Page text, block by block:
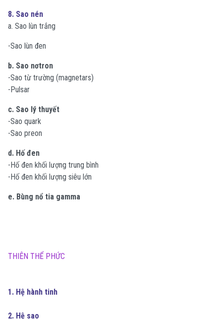
8. Sao nén
a. Sao lùn trắng
-Sao lùn đen
b. Sao nơtron
-Sao từ trường (magnetars)
-Pulsar
c. Sao l‎ý thuyết
-Sao quark
-Sao preon
d. Hố đen
-Hố đen khối lượng trung bình
-Hố đen khối lượng siêu lớn
e. Bùng nổ tia gamma
THIÊN THỂ PHỨC
1. Hệ hành tinh
2. Hệ sao